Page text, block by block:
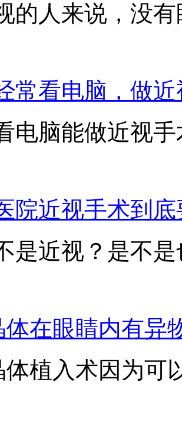
的人来说，没
常看电脑，做
电脑能做近视
院近视手术到
是近视？是不
在眼睛内有异
植入术因为可